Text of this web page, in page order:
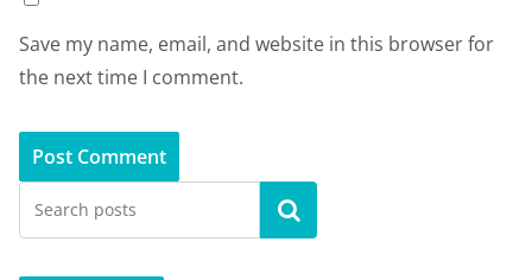
Save my name, email, and website in this browser for
the next time I comment.
Search